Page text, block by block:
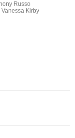
Russo
Kirby